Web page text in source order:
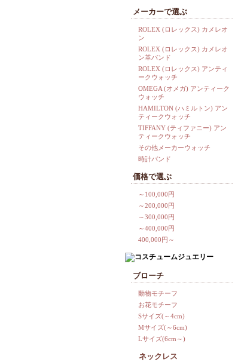
メーカーで選ぶ
ROLEX (ロレックス) カメレオ
ン
ROLEX (ロレックス) カメレオ
ン革バンド
ROLEX (ロレックス) アンティ
ークウォッチ
OMEGA (オメガ) アンティーク
ウォッチ
HAMILTON (ハミルトン) アン
ティークウォッチ
TIFFANY (ティファニー) アン
ティークウォッチ
その他メーカーウォッチ
時計バンド
価格で選ぶ
～100,000円
～200,000円
～300,000円
～400,000円
400,000円～
ブローチ
動物モチーフ
お花モチーフ
Sサイズ(～4cm)
Mサイズ(～6cm)
Lサイズ(6cm～)
ネックレス